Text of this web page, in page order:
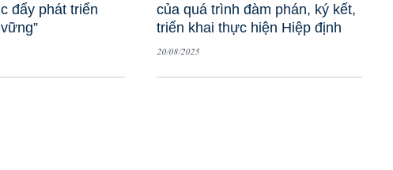
đẩy phát triển
của quá trình đàm phán, ký kết,
triển khai thực hiện Hiệp định
20/08/2025